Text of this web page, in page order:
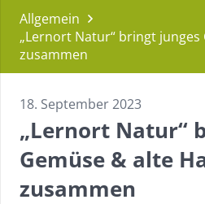
Allgemein
„Lernort Natur“ bringt junges
zusammen
18. September 2023
„Lernort Natur“
Gemüse & alte
zusammen